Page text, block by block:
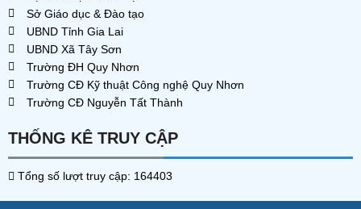
Sở Giáo dục & Đào tạo
UBND Tỉnh Gia Lai
UBND Xã Tây Sơn
Trường ĐH Quy Nhơn
Trường CĐ Kỹ thuật Công nghệ Quy Nhơn
Trường CĐ Nguyễn Tất Thành
THỐNG KÊ TRUY CẬP
Tổng số lượt truy cập: 164403